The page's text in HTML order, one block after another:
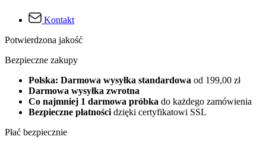
Kontakt
Potwierdzona jakość
Bezpieczne zakupy
Polska: Darmowa wysyłka standardowa od 199,00 zł
Darmowa wysyłka zwrotna
Co najmniej 1 darmowa próbka do każdego zamówienia
Bezpieczne płatności dzięki certyfikatowi SSL
Płać bezpiecznie